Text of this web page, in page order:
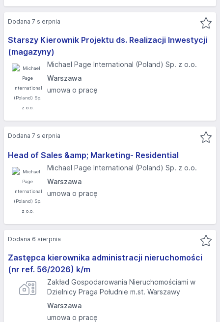
Starszy Kierownik Projektu ds. Realizacji Inwestycji
(magazyny)
Michael Page International (Poland) Sp. z o.o.
Warszawa
umowa o pracę
Dodana 7 sierpnia
Head of Sales &amp; Marketing- Residential
Michael Page International (Poland) Sp. z o.o.
Warszawa
umowa o pracę
Dodana 7 sierpnia
Zastępca kierownika administracji nieruchomości
(nr ref. 56/2026) k/m
Zakład Gospodarowania Nieruchomościami w
Dzielnicy Praga Południe m.st. Warszawy
Warszawa
umowa o pracę
Dodana 6 sierpnia